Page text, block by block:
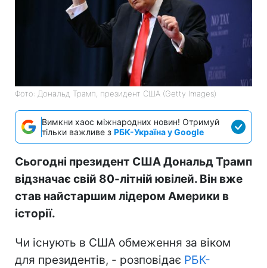
Фото: Дональд Трамп, президент США (Getty Images)
Вимкни хаос міжнародних новин! Отримуй
тільки важливе з РБК-Україна у Google
Сьогодні президент США Дональд Трамп
відзначає свій 80-літній ювілей. Він вже
став найстаршим лідером Америки в
історії.
Чи існують в США обмеження за віком
для президентів, - розповідає РБК-